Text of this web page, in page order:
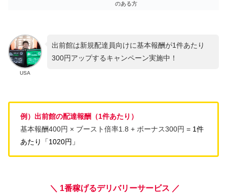
のある方
USA
出前館は新規配達員向けに基本報酬が1件あたり
300円アップするキャンペーン実施中！
例）出前館の配達報酬（1件あたり）
基本報酬400円 × ブースト倍率1.8 + ボーナス300円 = 1件
あたり「1020円」
＼ 1番稼げるデリバリーサービス ／